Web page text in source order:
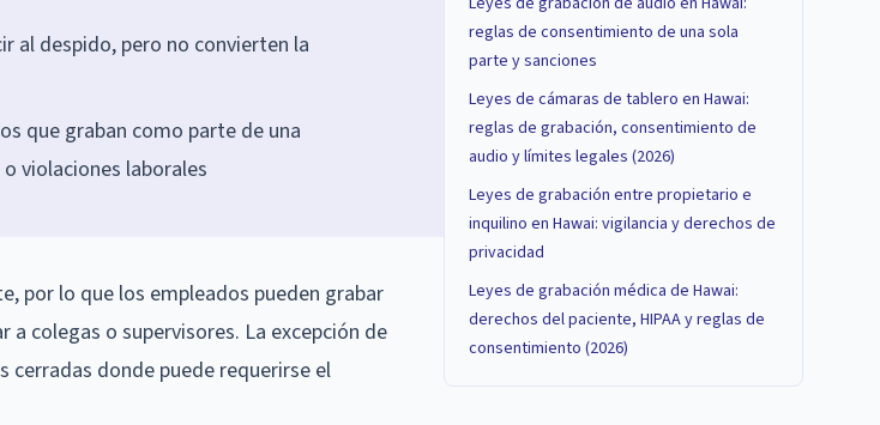
al despido, pero no convierten la
que graban como parte de una
violaciones laborales
por lo que los empleados pueden grabar
colegas o supervisores. La excepción de
cerradas donde puede requerirse el
reglas de consentimiento de una sola
parte y sanciones
Leyes de cámaras de tablero en Hawai:
reglas de grabación, consentimiento de
audio y límites legales (2026)
Leyes de grabación entre propietario e
inquilino en Hawai: vigilancia y derechos de
privacidad
Leyes de grabación médica de Hawai:
derechos del paciente, HIPAA y reglas de
consentimiento (2026)